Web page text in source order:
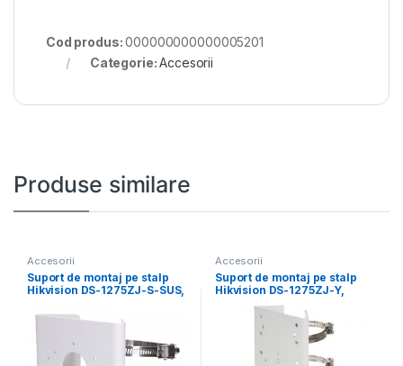
Cod produs:000000000000005201
Categorie:Accesorii
Produse similare
Accesorii
Suport de montaj pe stalp
Hikvision DS-1275ZJ-S-SUS,
Accesorii
Suport de montaj pe stalp
Hikvision DS-1275ZJ-Y,
dimensiuni: 67 mm